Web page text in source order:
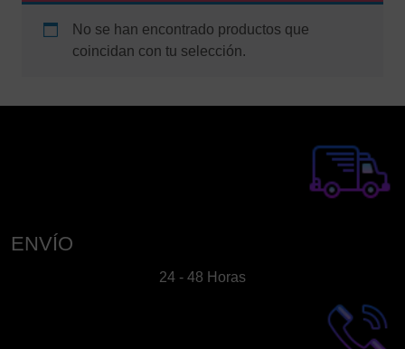
No se han encontrado productos que
coincidan con tu selección.
ENVÍO
24 - 48 Horas